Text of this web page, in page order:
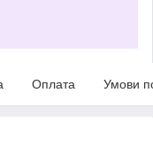
Оплата Умови